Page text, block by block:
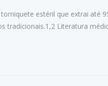
estéril que extrai até
tradicionais.1,2 Literatura